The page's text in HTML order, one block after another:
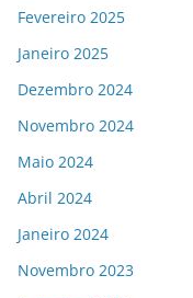
Fevereiro 2025
Janeiro 2025
Dezembro 2024
Novembro 2024
Maio 2024
Abril 2024
Janeiro 2024
Novembro 2023